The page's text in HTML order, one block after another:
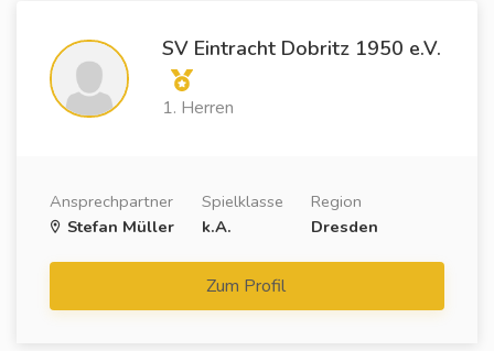
SV Eintracht Dobritz 1950 e.V.
1. Herren
Ansprechpartner
Stefan Müller
Spielklasse
k.A.
Region
Dresden
Zum Profil